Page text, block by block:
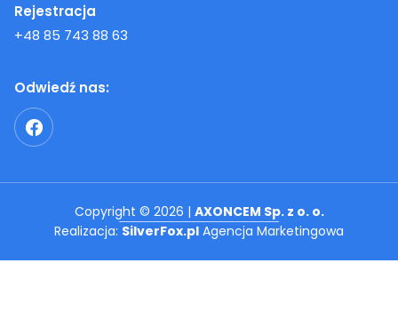
Rejestracja
+48 85 743 88 63
Odwiedź nas:
Copyright © 2026 | AXONCEM Sp. z o. o.
Realizacja: SilverFox.pl Agencja Marketingowa